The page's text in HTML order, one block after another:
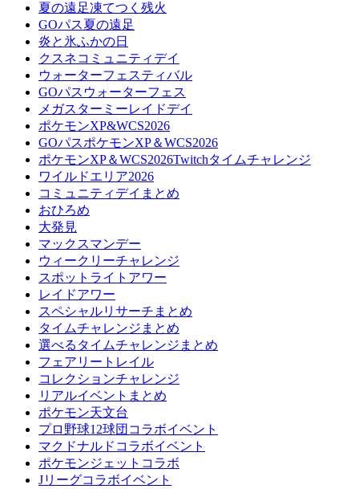
夏の遠足凍てつく残火
GOパス夏の遠足
炎と氷ふかの日
クスネコミュニティデイ
ウォーターフェスティバル
GOパスウォーターフェス
メガスターミーレイドデイ
ポケモンXP&WCS2026
GOパスポケモンXP＆WCS2026
ポケモンXP＆WCS2026Twitchタイムチャレンジ
ワイルドエリア2026
コミュニティデイまとめ
おひろめ
大発見
マックスマンデー
ウィークリーチャレンジ
スポットライトアワー
レイドアワー
スペシャルリサーチまとめ
タイムチャレンジまとめ
選べるタイムチャレンジまとめ
フェアリートレイル
コレクションチャレンジ
リアルイベントまとめ
ポケモン天文台
プロ野球12球団コラボイベント
マクドナルドコラボイベント
ポケモンジェットコラボ
Jリーグコラボイベント